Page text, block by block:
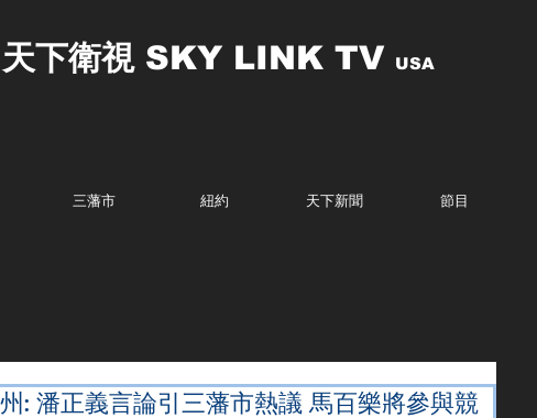
天下衛視SKY LINK TV USA
三藩市 紐約 天下新聞 節目
州: 潘正義言論引三藩市熱議 馬百樂將參與競